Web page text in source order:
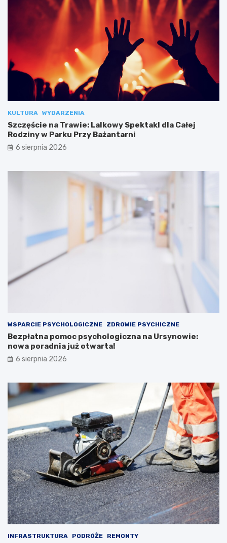
KULTURA WYDARZENIA
Szczęście na Trawie: Lalkowy Spektakl dla Całej
Rodziny w Parku Przy Bażantarni
6 sierpnia 2026
WSPARCIE PSYCHOLOGICZNE ZDROWIE PSYCHICZNE
Bezpłatna pomoc psychologiczna na Ursynowie:
nowa poradnia już otwarta!
6 sierpnia 2026
INFRASTRUKTURA PODRÓŻE REMONTY